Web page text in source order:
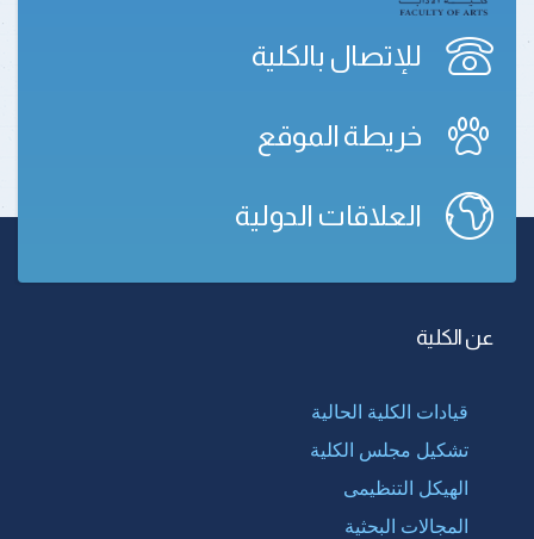
للإتصال بالكلية
خريطة الموقع
العلاقات الدولية
عن الكلية
قيادات الكلية الحالية
تشكيل مجلس الكلية
الهيكل التنظيمى
المجالات البحثية